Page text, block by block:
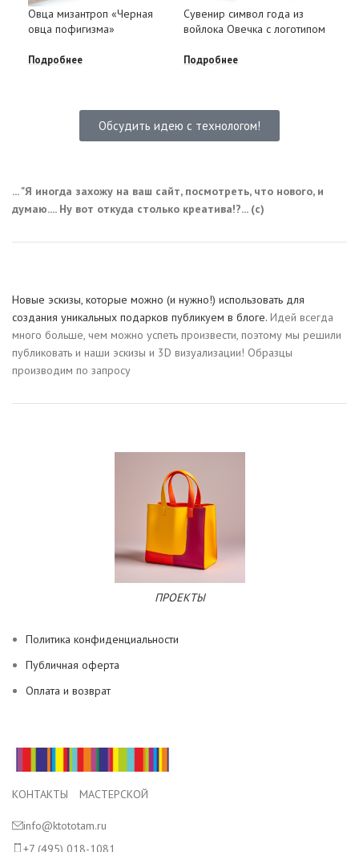
Овца мизантроп «Черная
овца пофигизма»
Подробнее
Сувенир символ года из
войлока Овечка с логотипом
Подробнее
Обсудить идею с технологом!
... "Я иногда захожу на ваш сайт, посмотреть, что нового, и
думаю.... Ну вот откуда столько креатива!?... (с)
Новые эскизы, которые можно (и нужно!) использовать для
создания уникальных подарков публикуем в блоге. Идей всегда
много больше, чем можно успеть произвести, поэтому мы решили
публиковать и наши эскизы и 3D визуализации! Образцы
производим по запросу
ПРОЕКТЫ
Политика конфиденциальности
Публичная оферта
Оплата и возврат
КОНТАКТЫ МАСТЕРСКОЙ
info@ktototam.ru
+7 (495) 018-1081